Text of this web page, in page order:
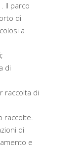
Il parco
di
a
di
raccolta di
raccolte.
di
e